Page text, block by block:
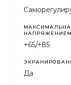
+65/+85
Да